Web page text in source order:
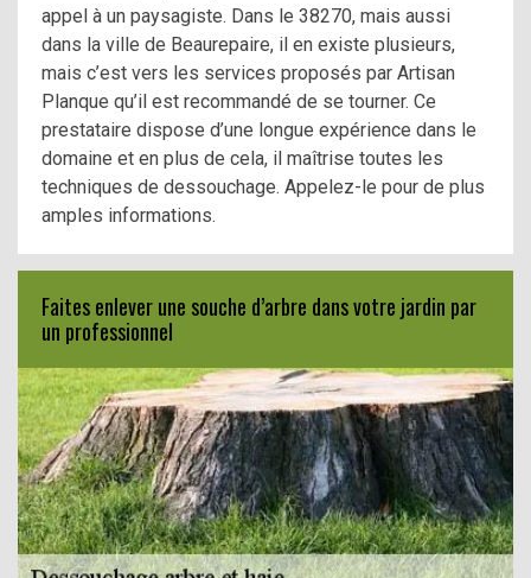
appel à un paysagiste. Dans le 38270, mais aussi
dans la ville de Beaurepaire, il en existe plusieurs,
mais c’est vers les services proposés par Artisan
Planque qu’il est recommandé de se tourner. Ce
prestataire dispose d’une longue expérience dans le
domaine et en plus de cela, il maîtrise toutes les
techniques de dessouchage. Appelez-le pour de plus
amples informations.
Faites enlever une souche d’arbre dans votre jardin par
un professionnel